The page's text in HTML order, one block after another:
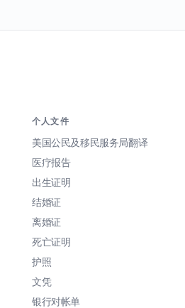
个人文件
美国公民及移民服务局翻译
医疗报告
出生证明
结婚证
离婚证
死亡证明
护照
文凭
银行对帐单